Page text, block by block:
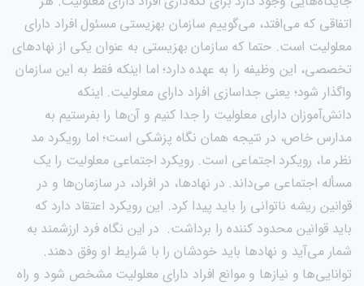
اتفاقی که می‌افتد، می‌گوییم سازمان بهزیستی مسئول افراد دارای
معلولیت است. حتما که سازمان بهزیستی به عنوان یکی از نهاد‌های
تخصصی، این وظیفه را به عهده دارد؛ اما اینکه فقط به این سازمان
واگذار شود؛ یعنی جدا‌سازی افراد دارای معلولیت. اینکه
دانش‌آموزان دارای معلولیت را جدا کنیم و آن‌ها را بفرستیم به
مدارس خاص، در نتیجه همان نگاه پزشکی است؛ اما رویکرد مد
نظر ما، رویکرد اجتماعی است. رویکرد اجتماعی معلولیت را یک
مسأله اجتماعی می‌داند. در نهاد‌ها، در افراد، در سازمان‌ها و در
قوانین ریشه ناتوانی را باید پیدا کرد. این رویکرد اعتقاد دارد که
باید قوانین محدود کننده را برداشت. در این نگاه فرد ارزشمند به
شمار می‌آید و نهاد‌ها باید خودشان را با شرایط او وفق دهند.
توانایی‌ها و نیاز‌ها و موانع افراد دارای معلولیت مشخص شود و راه